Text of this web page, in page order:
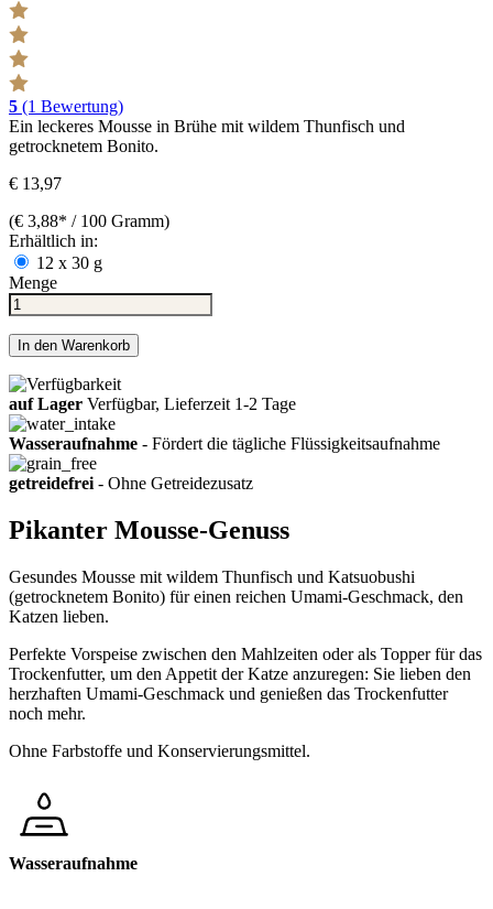
5 (1 Bewertung)
Ein leckeres Mousse in Brühe mit wildem Thunfisch und
getrocknetem Bonito.
€ 13,97
(€ 3,88* / 100 Gramm)
Erhältlich in:
12 x 30 g
Menge
In den Warenkorb
auf Lager Verfügbar, Lieferzeit 1-2 Tage
Wasseraufnahme - Fördert die tägliche Flüssigkeitsaufnahme
getreidefrei - Ohne Getreidezusatz
Pikanter Mousse-Genuss
Gesundes Mousse mit wildem Thunfisch und Katsuobushi
(getrocknetem Bonito) für einen reichen Umami-Geschmack, den
Katzen lieben.
Perfekte Vorspeise zwischen den Mahlzeiten oder als Topper für das
Trockenfutter, um den Appetit der Katze anzuregen: Sie lieben den
herzhaften Umami-Geschmack und genießen das Trockenfutter
noch mehr.
Ohne Farbstoffe und Konservierungsmittel.
Wasseraufnahme